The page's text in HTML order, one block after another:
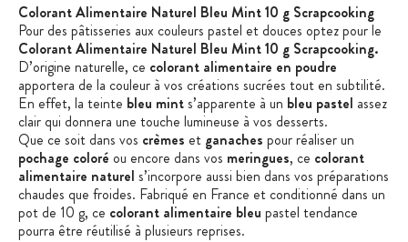
Colorant Alimentaire Naturel Bleu Mint 10 g Scrapcooking
Pour des pâtisseries aux couleurs pastel et douces optez pour le
Colorant Alimentaire Naturel Bleu Mint 10 g Scrapcooking.
D’origine naturelle, ce colorant alimentaire en poudre
apportera de la couleur à vos créations sucrées tout en subtilité.
En effet, la teinte bleu mints’apparente à un bleu pastel assez
clair qui donnera une touche lumineuse à vos desserts.
Que ce soit dans vos crèmes et ganaches pour réaliserun
pochage coloré ou encore dans vos meringues, ce colorant
alimentaire naturel s’incorpore aussi bien dans vos préparations
chaudes que froides. Fabriqué en France et conditionné dans un
pot de 10 g, ce colorant alimentaire bleu pastel tendance
pourra être réutilisé à plusieurs reprises.